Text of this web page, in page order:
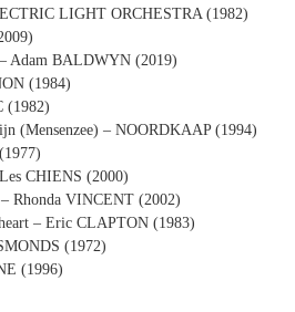
LIGHT ORCHESTRA (1982)
Adam BALDWYN (2019)
(1984)
(1982)
(Mensenzee) – NOORDKAAP (1994)
CHIENS (2000)
Rhonda VINCENT (2002)
– Eric CLAPTON (1983)
(1972)
(1996)